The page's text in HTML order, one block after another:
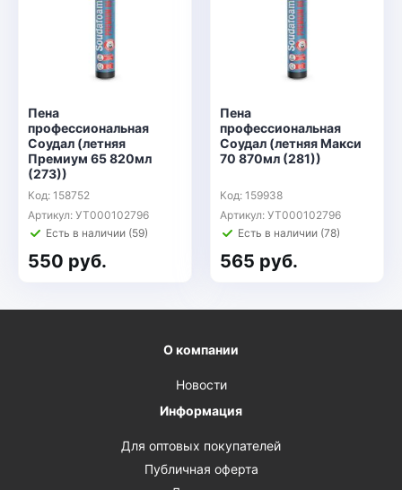
Пена
профессиональная
Соудал (летняя
Премиум 65 820мл
(273))
Код: 158752
Артикул: УТ000102796
Есть в наличии (59)
550 руб.
Пена
профессиональная
Соудал (летняя Макси
70 870мл (281))
Код: 159938
Артикул: УТ000102796
Есть в наличии (78)
565 руб.
О компании
Новости
Информация
Для оптовых покупателей
Публичная оферта